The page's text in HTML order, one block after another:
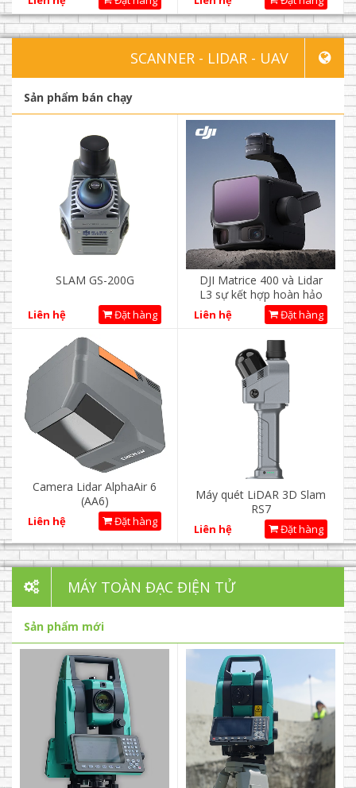
SCANNER - LIDAR - UAV
Sản phẩm bán chạy
SLAM GS-200G
Liên hệ Đặt hàng
DJI Matrice 400 và Lidar
L3 sự kết hợp hoàn hảo
Liên hệ Đặt hàng
Camera Lidar AlphaAir 6
(AA6)
Liên hệ Đặt hàng
Máy quét LiDAR 3D Slam
RS7
Liên hệ Đặt hàng
MÁY TOÀN ĐẠC ĐIỆN TỬ
Sản phẩm mới